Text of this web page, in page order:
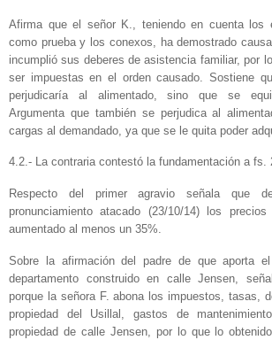
Afirma que el señor K., teniendo en cuenta los
como prueba y los conexos, ha demostrado
incumplió sus deberes de asistencia familiar, por
ser impuestas en el orden causado. Sostiene
perjudicaría al alimentado, sino que se
Argumenta que también se perjudica al
cargas al demandado, ya que se le quita poder
4.2.- La contraria contestó la fundamentación a fs.
Respecto del primer agravio señala que
pronunciamiento atacado (23/10/14) los
aumentado al menos un 35%.
Sobre la afirmación del padre de que aporta
departamento construido en calle Jensen,
porque la señora F. abona los impuestos, tasas,
propiedad del Usillal, gastos de
propiedad de calle Jensen, por lo que lo